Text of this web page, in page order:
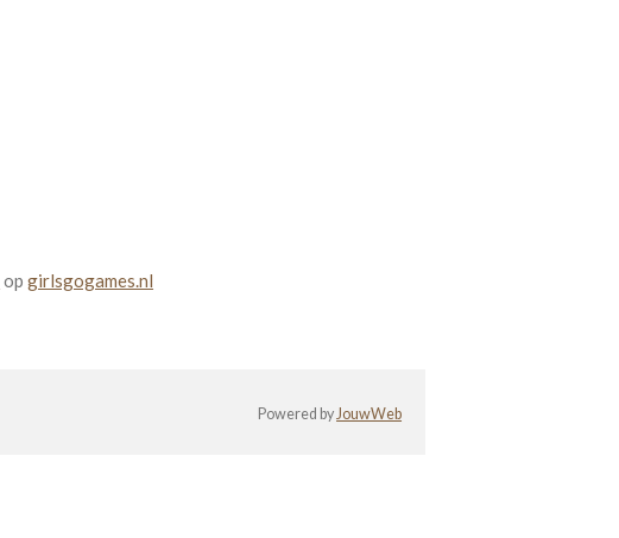
opgirlsgogames.nl
Powered byJouwWeb